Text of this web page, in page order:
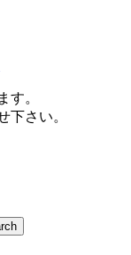
す。
下さい。